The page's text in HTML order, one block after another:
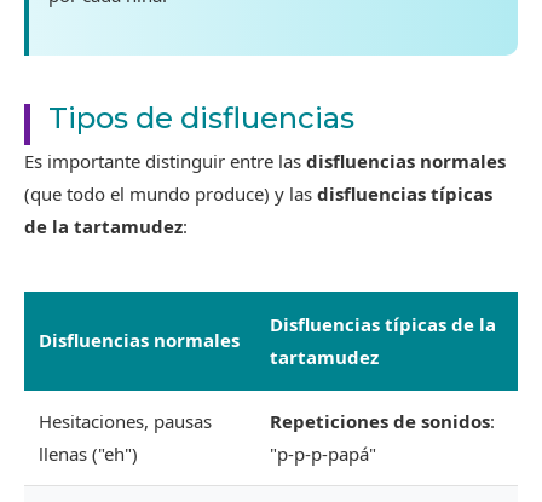
Tipos de disfluencias
Es importante distinguir entre las disfluencias normales
(que todo el mundo produce) y las disfluencias típicas
de la tartamudez:
Disfluencias normales
Disfluencias típicas de la
tartamudez
Hesitaciones, pausas
llenas ("eh")
Repeticiones de sonidos:
"p-p-p-papá"